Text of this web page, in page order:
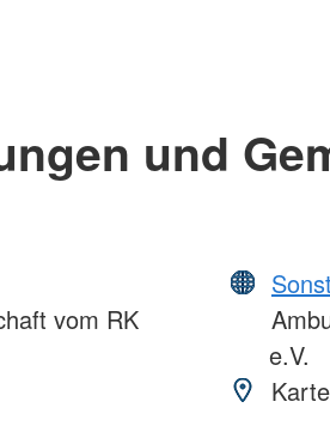
und
vom RK
e.V.